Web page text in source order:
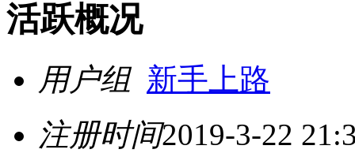
活跃概况
用户组 新手上路
注册时间2019-3-22